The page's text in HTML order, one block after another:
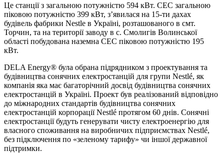
Це станції з загальною потужністю 594 кВт. СЕС загальною
піковою потужністю 399 кВт, з’явилася на 15-ти дахах
будівель фабрики Nestle в Україні, розташованого в смт.
Торчин, та на території заводу в с. Смолигів Волинської
області побудована наземна СЕС піковою потужністю 195
кВт.
DELA Energy® була обрана підрядником з проектування та
будівництва сонячних електростанцій для групи Nestlé, як
компанія яка має багаторічний досвід будівництва сонячних
електростанцій в Україні. Проект був реалізований відповідно
до міжнародних стандартів будівництва сонячних
електростанцій корпорації Nestlé протягом 60 днів. Сонячні
електростанції будуть генерувати чисту електроенергію для
власного споживання на виробничих підприємствах Nestlé,
без підключення по «зеленому тарифу» чи іншої державної
підтримки.